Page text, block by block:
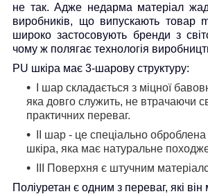
не так. Адже недарма матеріал
виробників, що випускають товар
широко застосовують бренди з
чому ж полягає технологія
PU шкіра має 3-шарову структуру:
шар складається з міцної
яка довго служить, не втрачаючи
практичних переваг.
шар - це спеціально
шкіра, яка має натуральне
Поверхня є штучним
Поліуретан є одним з переваг, які